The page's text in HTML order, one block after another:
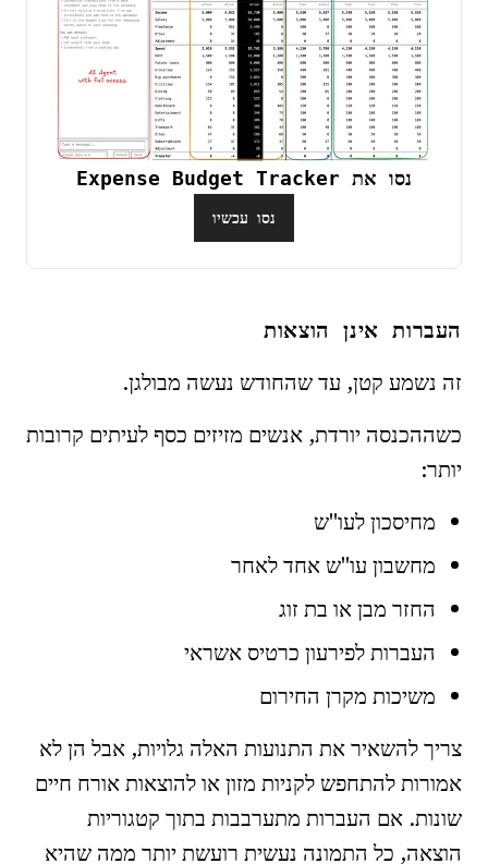
נסו את Expense Budget Tracker
נסו עכשיו
העברות אינן הוצאות
זה נשמע קטן, עד שהחודש נעשה מבולגן.
כשההכנסה יורדת, אנשים מזיזים כסף לעיתים קרובות
יותר:
מחיסכון לעו"ש
מחשבון עו"ש אחד לאחר
החזר מבן או בת זוג
העברות לפירעון כרטיס אשראי
משיכות מקרן החירום
צריך להשאיר את התנועות האלה גלויות, אבל הן לא
אמורות להתחפש לקניות מזון או להוצאות אורח חיים
שונות. אם העברות מתערבבות בתוך קטגוריות
הוצאה, כל התמונה נעשית רועשת יותר ממה שהיא